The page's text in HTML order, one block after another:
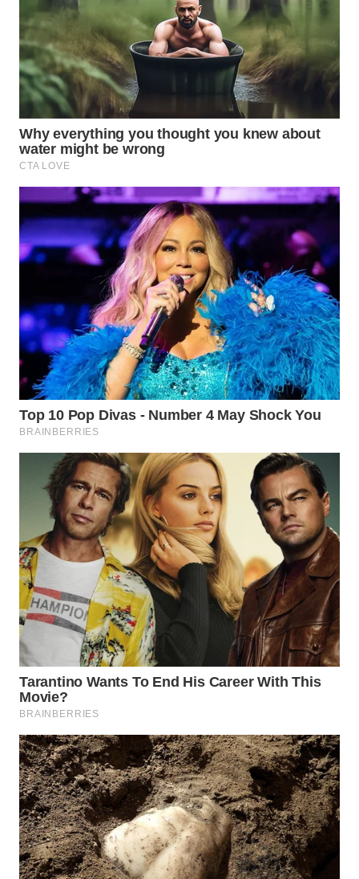
NATUNA
WN
BINTAN
WN
MANDALIKA
LIKUPANG
WN
LABUANBAJO
BORNEO
Wahana
Media
Group
WAHANA
NEWS
WAHANA
TANI
WAHANA
ADVOKAT
WAHANA
INFRASTRUKTUR
WAHANA
KONSUMEN
WAHANA
LISTRIK
WAHANA
TRAVEL
WAHANA
TV